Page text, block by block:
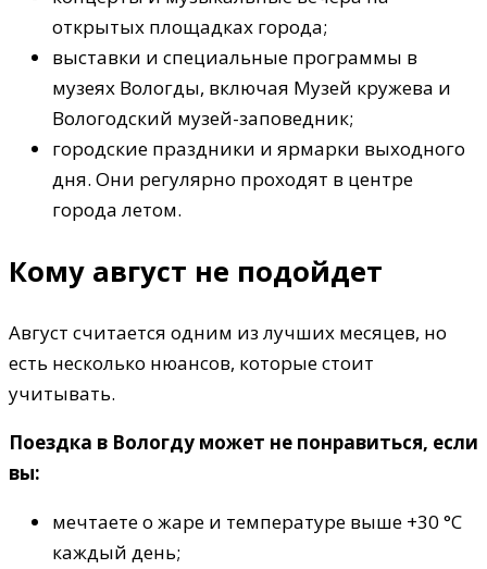
открытых площадках города;
выставки и специальные программы в
музеях Вологды, включая Музей кружева и
Вологодский музей-заповедник;
городские праздники и ярмарки выходного
дня. Они регулярно проходят в центре
города летом.
Кому август не подойдет
Август считается одним из лучших месяцев, но
есть несколько нюансов, которые стоит
учитывать.
Поездка в Вологду может не понравиться, если
вы:
мечтаете о жаре и температуре выше +30 °C
каждый день;